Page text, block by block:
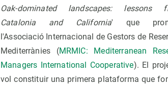
Oak-dominated landscapes: lessons
Catalonia and California' que
l'Associació Internacional de Gestors de
Mediterrànies (MRMIC: Mediterranean
Managers International Cooperative). El
vol constituir una primera plataforma que